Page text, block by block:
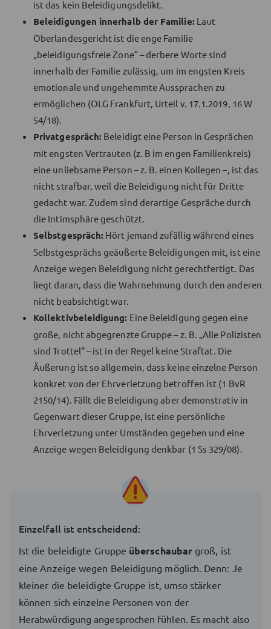
ist das kein Beleidigungsdelikt.
Beleidigungen innerhalb der Familie: Laut
Oberlandesgericht ist die enge Familie
„beleidigungsfreie Zone” – derbere Worte sind
innerhalb der Familie zulässig, um im engsten Kreis
emotionale und ungehemmte Aussprachen zu
ermöglichen (OLG Frankfurt, Urteil v. 17.1.2019, 16 W
54/18).
Privatgespräch: Beleidigt eine Person in Gesprächen
mit engsten Vertrauten (z. B im engen Familienkreis)
eine unliebsame Person – z. B. einen Kollegen –, ist das
nicht strafbar, weil die Beleidigung nicht für Dritte
gedacht war. Zudem sind derartige Gespräche durch
die Intimsphäre geschützt.
Selbstgespräch: Hört jemand zufällig während eines
Selbstgesprächs geäußerte Beleidigungen mit, ist eine
Anzeige wegen Beleidigung nicht gerechtfertigt. Das
liegt daran, dass die Wahrnehmung durch den anderen
nicht beabsichtigt war.
Kollektivbeleidigung: Eine Beleidigung gegen eine
große, nicht abgegrenzte Gruppe – z. B. „Alle Polizisten
sind Trottel“ – ist in der Regel keine Straftat. Die
Äußerung ist so allgemein, dass keine einzelne Person
konkret von der Ehrverletzung betroffen ist (1 BvR
2150/14). Fällt die Beleidigung aber demonstrativ in
Gegenwart dieser Gruppe, ist eine persönliche
Ehrverletzung unter Umständen gegeben und eine
Anzeige wegen Beleidigung denkbar (1 Ss 329/08).
Einzelfall ist entscheidend:
Ist die beleidigte Gruppe überschaubar groß, ist
eine Anzeige wegen Beleidigung möglich. Denn: Je
kleiner die beleidigte Gruppe ist, umso stärker
können sich einzelne Personen von der
Herabwürdigung angesprochen fühlen. Es macht also